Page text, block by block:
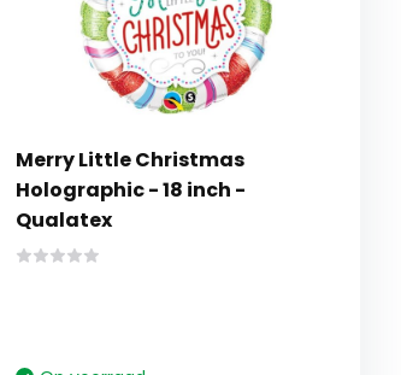
Merry Little Christmas
Holographic - 18 inch -
Qualatex